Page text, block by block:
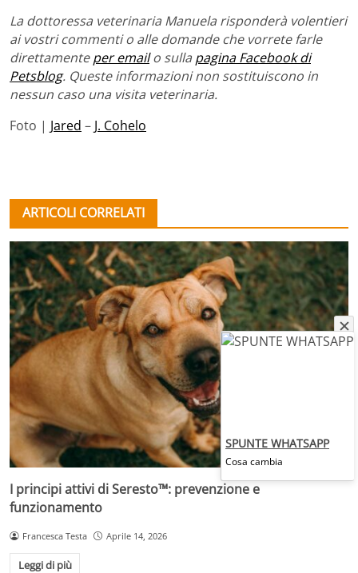
La dottoressa veterinaria Manuela risponderà volentieri
ai vostri commenti o alle domande che vorrete farle
direttamenteper emailo sulla pagina Facebook di
Petsblog. Queste informazioni non sostituiscono in
nessun caso una visita veterinaria.
Foto | Jared – J. Cohelo
ARTICOLI CORRELATI
I principi attivi di Seresto™: prevenzione e
funzionamento
Francesca Testa Aprile 14, 2026
Leggi di più
SPUNTE WHATSAPP
Cosa cambia